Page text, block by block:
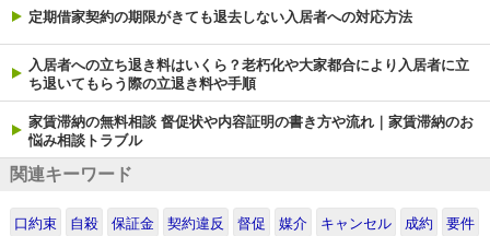
定期借家契約の期限がきても退去しない入居者への対応方法
入居者への立ち退き料はいくら？老朽化や大家都合により入居者に立
ち退いてもらう際の立退き料や手順
家賃滞納の無料相談 督促状や内容証明の書き方や流れ｜家賃滞納のお
悩み相談トラブル
関連キーワード
口約束 自殺 保証金 契約違反 督促 媒介 キャンセル 成約 要件